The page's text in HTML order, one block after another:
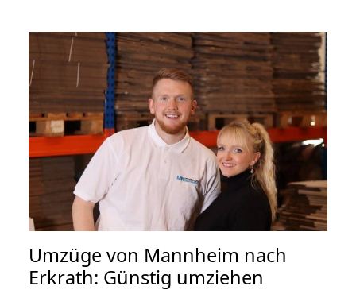
Umzüge von Mannheim nach
Erkrath: Günstig umziehen